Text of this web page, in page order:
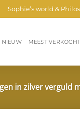
Sophie’s world &
NIEUW MEEST VERKOCHT
in zilver verguld